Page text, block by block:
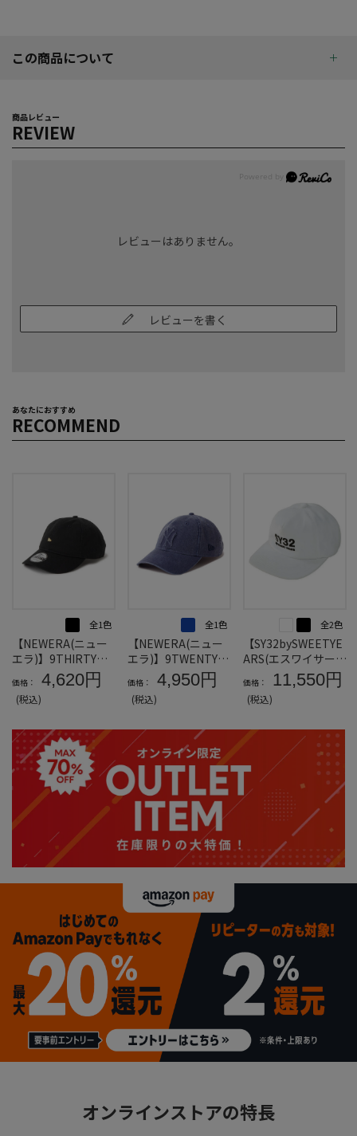
この商品について
商品レビュー
REVIEW
レビューはありません。
レビューを書く
あなたにおすすめ
RECOMMEND
全1色
【NEWERA(ニュー
エラ)】9THIRTY™M
ETALFLAGキャップ
＊カタログ商品
価格： 4,620円
(税込)
全1色
【NEWERA(ニュー
エラ)】9TWENTY™
ニューヨーク・ヤン
キースEMBOSSLOG
Oキャップ＊カタロ
価格： 4,950円
(税込)
全2色
【SY32bySWEETYE
ARS(エスワイサーテ
ィトゥバイスィート
イヤーズ)】ベロア3
レイヤーキャップ＊
価格： 11,550円
(税込)
オンラインストアの特長